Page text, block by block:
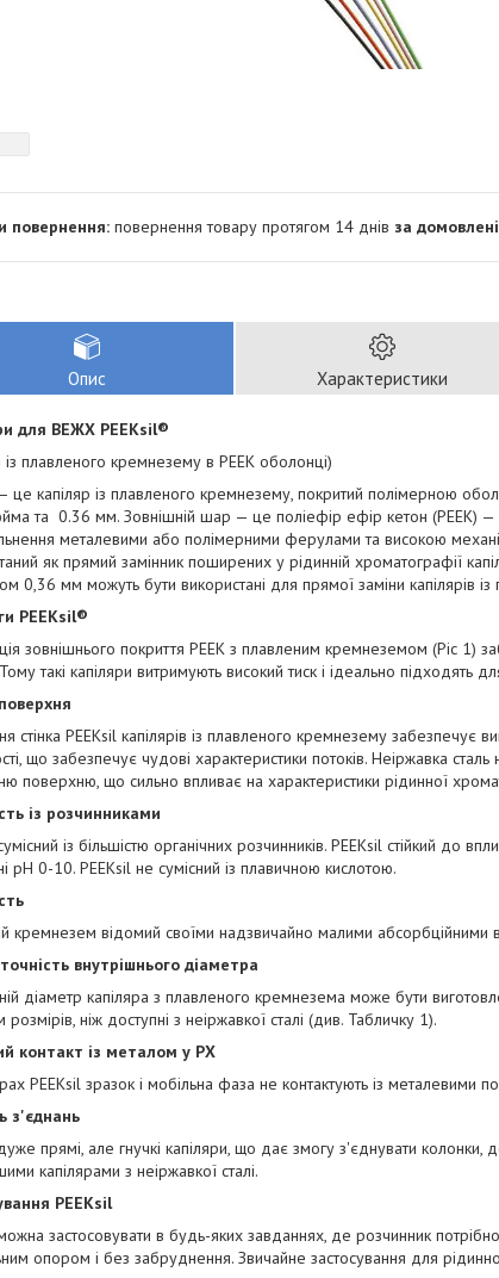
повернення товару протягом 14 днів за
Опис Характеристики
для ВЕЖХ PEEKsil®
із плавленого кремнезему в PEEK оболонці)
це капіляр із плавленого кремнезему, покритий полімерною
та 0.36 мм. Зовнішній шар — це поліефір ефір кетон (PEEK) —
металевими або полімерними ферулами та високою
як прямий замінник поширених у рідинній хроматографії
0,36 мм можуть бути використані для прямої заміни капілярів
PEEKsil®
зовнішнього покриття PEEK з плавленим кремнеземом (Ріс 1)
такі капіляри витримують високий тиск і ідеально підходять
стінка PEEKsil капілярів із плавленого кремнезему забезпечує
що забезпечує чудові характеристики потоків. Неіржавка
поверхню, що сильно впливає на характеристики рідинної
із розчинниками
із більшістю органічних розчинників. PEEKsil стійкий до
pH 0-10. PEEKsil не сумісний із плавичною кислотою.
кремнезем відомий своїми надзвичайно малими абсорбційними
внутрішнього діаметра
діаметр капіляра з плавленого кремнезема може бути
ніж доступні з неіржавкої сталі (див. Табличку 1).
контакт із металом у РХ
PEEKsil зразок і мобільна фаза не контактують із металевими
з'єднань
прямі, але гнучкі капіляри, що дає змогу з'єднувати колонки,
капілярами з неіржавкої сталі.
PEEKsil
застосовувати в будь-яких завданнях, де розчинник
опором і без забруднення. Звичайне застосування для